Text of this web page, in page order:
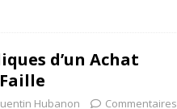
d’un Achat
Hubanon
Commentaires